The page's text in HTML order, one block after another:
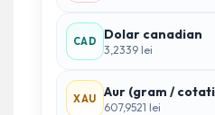
CAD Dolar canadian
3,2339 lei
XAU Aur (gram /
607,9521 lei